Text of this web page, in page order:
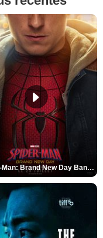
Spider-Man: Brand New Day Bande-annonce (3) VO STFR